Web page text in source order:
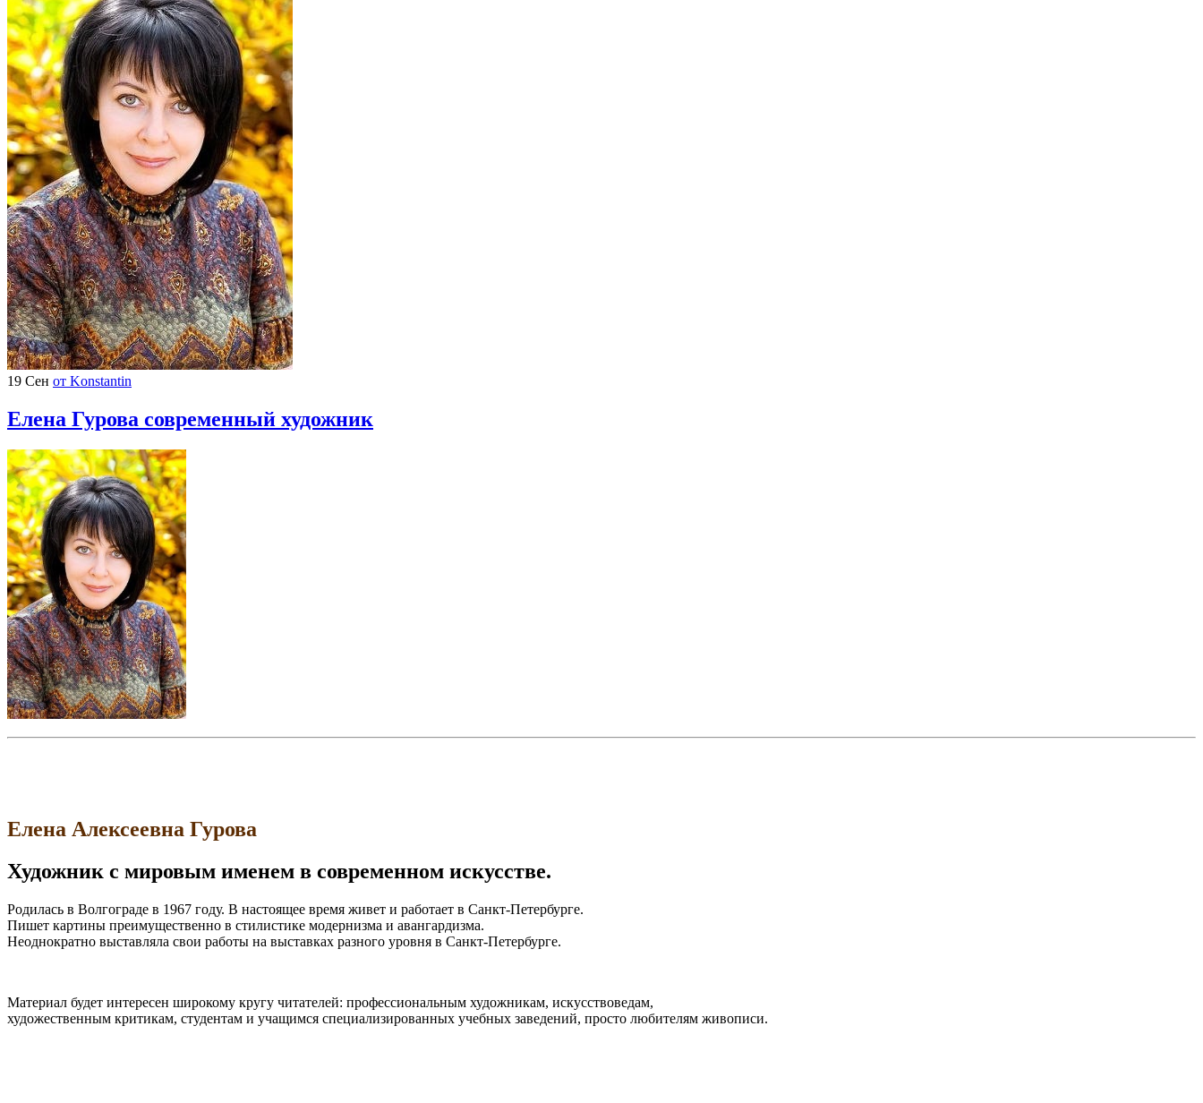
19 Сен от Konstantin
Елена Гурова современный художник
Елена Алексеевна Гурова
Художник с мировым именем в современном искусстве.
Родилась в Волгограде в 1967 году. В настоящее время живет и работает в Санкт-Петербурге.
Пишет картины преимущественно в стилистике модернизма и авангардизма.
Неоднократно выставляла свои работы на выставках разного уровня в Санкт-Петербурге.
Материал будет интересен широкому кругу читателей: профессиональным художникам, искусствоведам,
художественным критикам, студентам и учащимся специализированных учебных заведений, просто любителям живописи.